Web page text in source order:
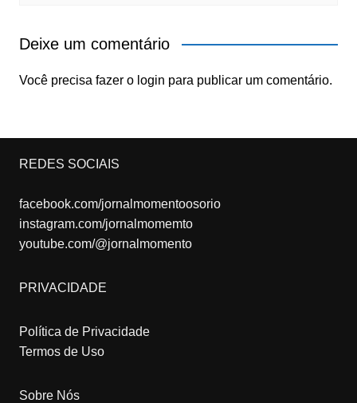
Deixe um comentário
Você precisa fazer o login para publicar um comentário.
REDES SOCIAIS
facebook.com/jornalmomentoosorio
instagram.com/jornalmomemto
youtube.com/@jornalmomento
PRIVACIDADE
Política de Privacidade
Termos de Uso
Sobre Nós